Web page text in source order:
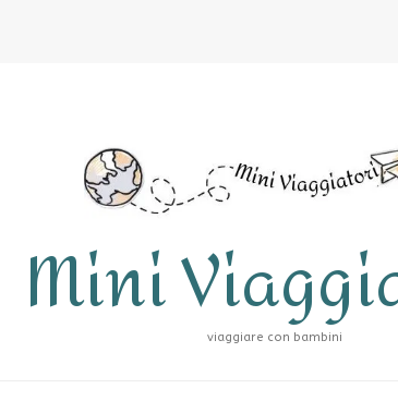
Mini viaggiare con bambini